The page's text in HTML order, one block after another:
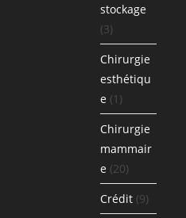
stockage
(3)
Chirurgie
esthétiqu
e (1)
Chirurgie
mammair
e (20)
Crédit (9)